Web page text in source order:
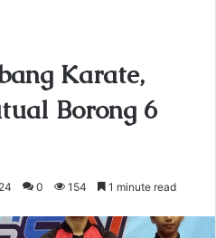
Karate,
Borong 6
0 154 1 minute read